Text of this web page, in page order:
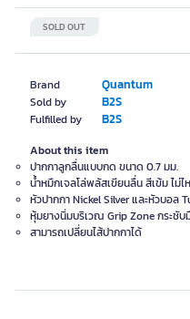
Brand Quantum
Sold by B2S
Fulfilled by B2S
SOLD OUT
About this item
ปากกาลูกลื่นแบบกด ขนาด 0.7 มม.
น้ำหมึกเจลโล่พลัสเขียนลื่น สีเข้ม ไม่ไ
หัวปากกา Nickel Silver และหัวบอล
หุ้มยางนิ่มบริเวณ Grip Zone กระชับ
สามารถเปลี่ยนไส้ปากกาได้